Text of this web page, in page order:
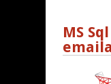
MS
emaila